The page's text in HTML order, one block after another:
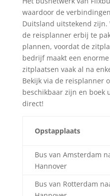
waardoor de
Duitsland uitstekend zijn.
de reisplanner erbij te
plannen, voordat de
bedrijf maakt een
zitplaatsen vaak al na
Bekijk via de reisplanner
beschikbaar zijn en boek
direct!
Opstapplaats
Bus van Amsterdam
Hannover
Bus van Rotterdam